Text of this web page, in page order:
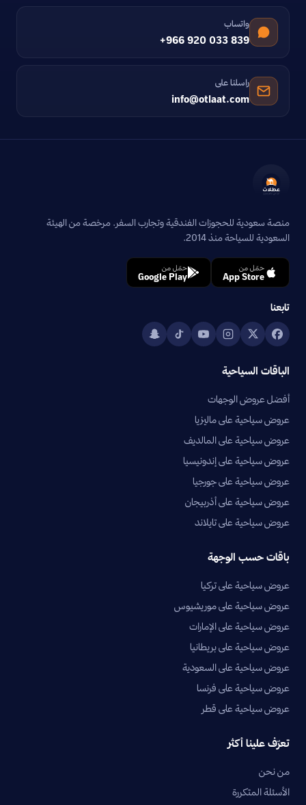
واتساب
+966 920 033 839
راسلنا على
info@otlaat.com
منصة سعودية للحجوزات الفندقية وتجارب السفر. مرخصة من الهيئة
السعودية للسياحة منذ 2014.
حمّل من
App Store
حمّل من
Google Play
تابعنا
الباقات السياحية
أفضل عروض الوجهات
عروض سياحية على ماليزيا
عروض سياحية على المالديف
عروض سياحية على إندونيسيا
عروض سياحية على جورجيا
عروض سياحية على أذربيجان
عروض سياحية على تايلاند
باقات حسب الوجهة
عروض سياحية على تركيا
عروض سياحية على موريشيوس
عروض سياحية على الإمارات
عروض سياحية على بريطانيا
عروض سياحية على السعودية
عروض سياحية على فرنسا
عروض سياحية على قطر
تعرّف علينا أكثر
من نحن
الأسئلة المتكررة